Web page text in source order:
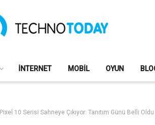
İNTERNET MOBIL OYUN
Pixel 10 Serisi Sahneye Çıkıyor: Tanıtım Günü Belli Oldu